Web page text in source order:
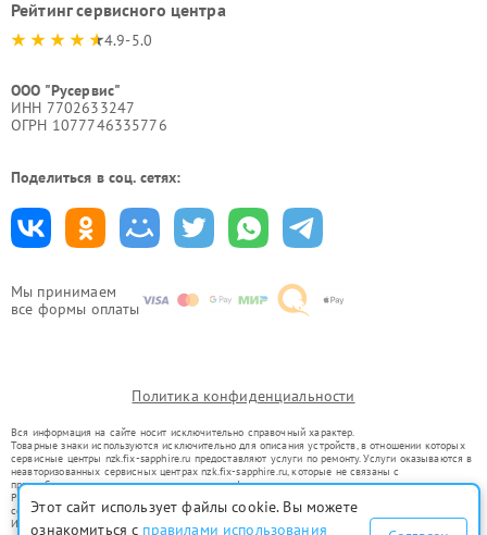
Мы принимаем
все формы оплаты
Рейтинг сервисного центра
4.9-5.0
ООО "Русервис"
ИНН 7702633247
ОГРН 1077746335776
Поделиться в соц. сетях:
Политика конфиденциальности
Вся информация на сайте носит исключительно справочный характер.
Товарные знаки используются исключительно для описания устройств, в отношении которых
сервисные центры nzk.fix-sapphire.ru предоставляют услуги по ремонту. Услуги оказываются в
неавторизованных сервисных центрах nzk.fix-sapphire.ru, которые не связаны с
правообладателями товарных знаков или их официальными представителями.
Ремонт осуществляется для устройств, уже введенных в гражданский оборот в соответствии
со статьей 1487 ГК РФ.
Использование товарных знаков не преследует цели индивидуализации услуг или введения
Этот сайт использует файлы cookie. Вы можете
ознакомиться с правилами использования